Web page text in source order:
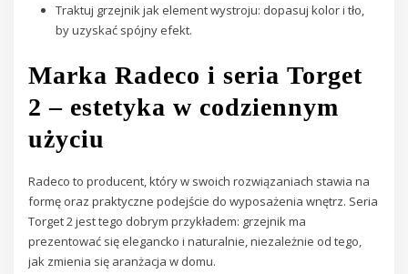
Traktuj grzejnik jak element wystroju: dopasuj kolor i tło,
by uzyskać spójny efekt.
Marka Radeco i seria Torget
2 – estetyka w codziennym
użyciu
Radeco to producent, który w swoich rozwiązaniach stawia na
formę oraz praktyczne podejście do wyposażenia wnętrz. Seria
Torget 2 jest tego dobrym przykładem: grzejnik ma
prezentować się elegancko i naturalnie, niezależnie od tego,
jak zmienia się aranżacja w domu.